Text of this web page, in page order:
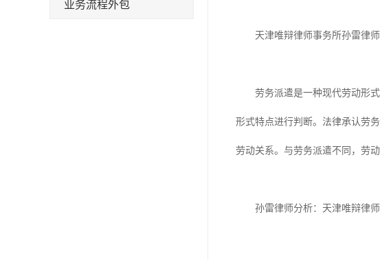
业务流程外包
天津唯辩律师事务所孙雷律师
劳务派遣是一种现代劳动形式
形式特点进行判断。法律承认劳
劳动关系。与劳务派遣不同，劳
孙雷律师分析：天津唯辩律师